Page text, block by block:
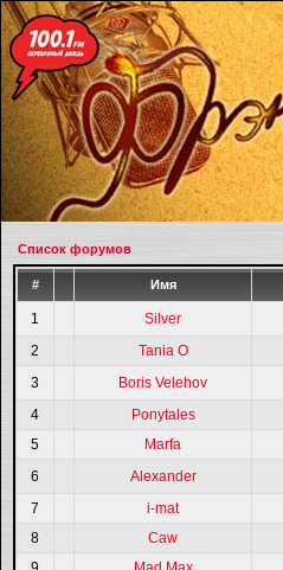
Список форумов
# Имя
1
Silver
2
Tania O
3
Boris Velehov
4
Ponytales
5
Marfa
6
Alexander
7
i-mat
8
Caw